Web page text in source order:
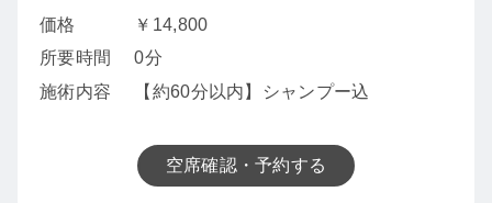
価格
￥14,800
所要時間
0分
施術内容
【約60分以内】シャンプー込
空席確認・予約する